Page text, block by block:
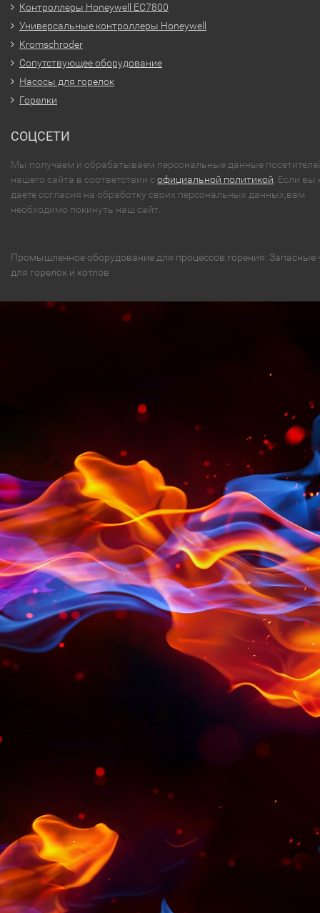
Контроллеры Honeywell EC7800
Универсальные контроллеры Honeywell
Kromschroder
Сопутствующее оборудование
Насосы для горелок
Горелки
СОЦСЕТИ
Мы получаем и обрабатываем персональные данные
нашего сайта в соответствии софициальной политикой . Если вы
даете согласия на обработку своих персональных данных,вам
необходимо покинуть наш сайт.
Промышленное оборудование для процессов горения. Запасные
для горелок и котлов